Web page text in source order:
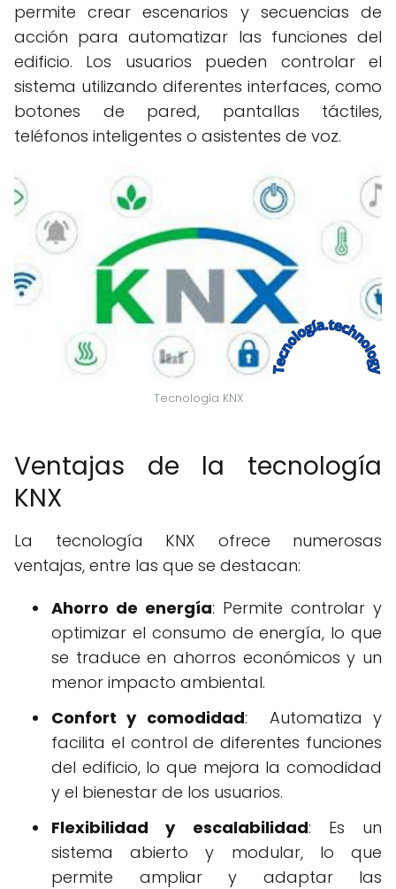
permite crear escenarios y secuencias de
acción para automatizar las funciones del
edificio. Los usuarios pueden controlar el
sistema utilizando diferentes interfaces, como
botones de pared, pantallas táctiles,
teléfonos inteligentes o asistentes de voz.
Tecnología KNX
Ventajas de la tecnología
KNX
La tecnología KNX ofrece numerosas
ventajas, entre las que se destacan:
Ahorro de energía: Permite controlar y
optimizar el consumo de energía, lo que
se traduce en ahorros económicos y un
menor impacto ambiental.
Confort y comodidad: Automatiza y
facilita el control de diferentes funciones
del edificio, lo que mejora la comodidad
y el bienestar de los usuarios.
Flexibilidad y escalabilidad: Es un
sistema abierto y modular, lo que
permite ampliar y adaptar las